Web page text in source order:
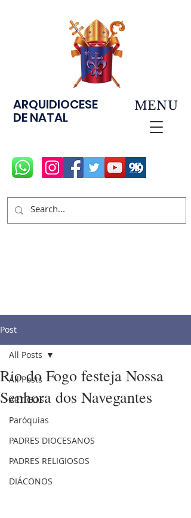
ARQUIDIOCESE
DE NATAL
MENU
Post
All Posts
ARTIGOS
Paróquias
PADRES DIOCESANOS
PADRES RELIGIOSOS
DIÁCONOS
All Posts
Rio do Fogo festeja Nossa
Senhora dos Navegantes